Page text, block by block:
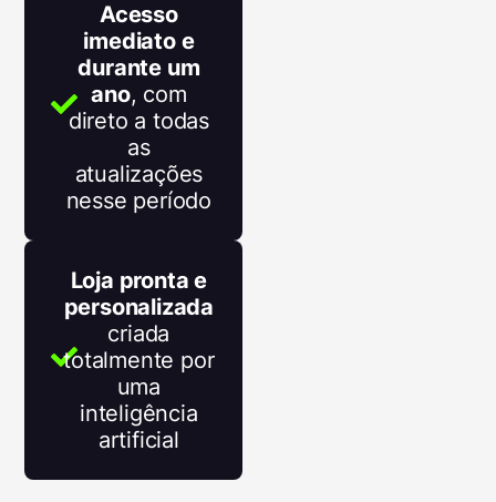
Acesso
imediato e
durante um
ano, com
direto a todas
as
atualizações
nesse período
Loja pronta e
personalizada
criada
totalmente por
uma
inteligência
artificial